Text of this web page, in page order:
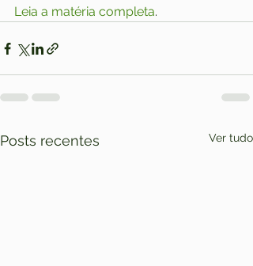
Leia a matéria completa.
Posts recentes Ver tudo